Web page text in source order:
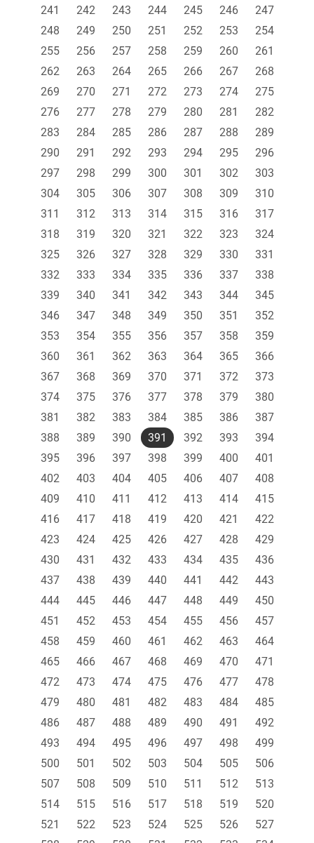
241
242 243 244 245 246
247
248
249 250 251 252 253
254
255
256 257 258 259 260
261
262
263 264 265 266 267
268
269
270 271 272 273 274
275
276
277 278 279 280 281
282
283
284 285 286 287 288
289
290
291 292 293 294 295
296
297
298 299 300 301 302
303
304
305 306 307 308 309
310
311
312 313 314 315 316
317
318
319 320 321 322 323
324
325
326 327 328 329 330
331
332
333 334 335 336 337
338
339
340 341 342 343 344
345
346
347 348 349 350 351
352
353
354 355 356 357 358
359
360
361 362 363 364 365
366
367
368 369 370 371 372
373
374
375 376 377 378 379
380
381
382 383 384 385 386
387
388
389 390 391 392 393
394
395
396 397 398 399 400
401
402
403 404 405 406 407
408
409
410 411 412 413 414
415
416
417 418 419 420 421
422
423
424 425 426 427 428
429
430
431 432 433 434 435
436
437
438 439 440 441 442
443
444
445 446 447 448 449
450
451
452 453 454 455 456
457
458
459 460 461 462 463
464
465
466 467 468 469 470
471
472
473 474 475 476 477
478
479
480 481 482 483 484
485
486
487 488 489 490 491
492
493
494 495 496 497 498
499
500
501 502 503 504 505
506
507
508 509 510 511 512
513
514
515 516 517 518 519
520
521
522 523 524 525 526
527